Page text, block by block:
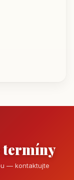
termíny
— kontaktujte